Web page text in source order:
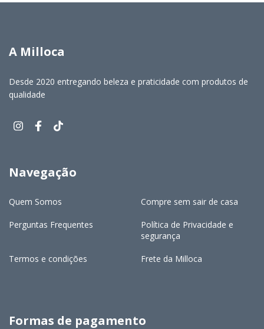
A Milloca
Desde 2020 entregando beleza e praticidade com produtos de
qualidade
Navegação
Quem Somos Compre sem sair de casa
Perguntas Frequentes
Política de Privacidade e
segurança
Termos e condições Frete da Milloca
Formas de pagamento